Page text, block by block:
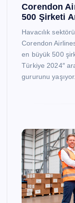
Corendon
500 Şirketi
Havacılık
Corendon
en büyük 500
Türkiye 2024″
gururunu